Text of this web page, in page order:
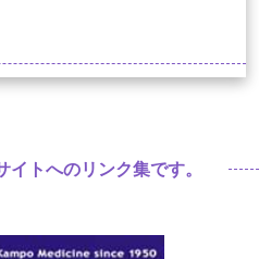
イトへのリンク集です。